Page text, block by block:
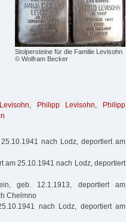
Stolpersteine für die Familie Levisohn
© Wolfram Becker
, Philipp Levisohn,
Philipp
nach Lodz, deportiert am
am 25.10.1941 nach Lodz, deportiert
geb. 12.1.1913, deportiert am
Chelmno
nach Lodz, deportiert am